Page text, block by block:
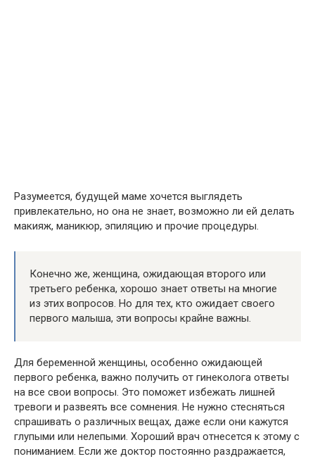
Разумеется, будущей маме хочется выглядеть
привлекательно, но она не знает, возможно ли ей делать
макияж, маникюр, эпиляцию и прочие процедуры.
Конечно же, женщина, ожидающая второго или
третьего ребенка, хорошо знает ответы на многие
из этих вопросов. Но для тех, кто ожидает своего
первого малыша, эти вопросы крайне важны.
Для беременной женщины, особенно ожидающей
первого ребенка, важно получить от гинеколога ответы
на все свои вопросы. Это поможет избежать лишней
тревоги и развеять все сомнения. Не нужно стесняться
спрашивать о различных вещах, даже если они кажутся
глупыми или нелепыми. Хороший врач отнесется к этому с
пониманием. Если же доктор постоянно раздражается,